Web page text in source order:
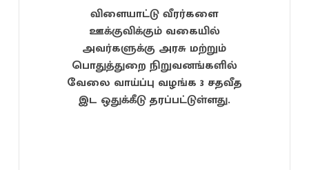
விளையாட்டு வீரர்களை
ஊக்குவிக்கும் வகையில்
அவர்களுக்கு அரசு மற்றும்
பொதுத்துறை நிறுவனங்களில்
வேலை வாய்ப்பு வழங்க 3 சதவீத
இட ஒதுக்கீடு தரப்பட்டுள்ளது.